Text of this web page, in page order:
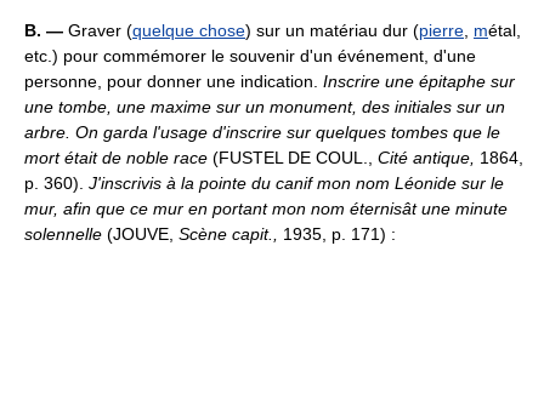
B. — Graver (quelque chose) sur un matériau dur (pierre métal,
etc.) pour commémorer le souvenir d'un événement, d'une
personne, pour donner une indication. Inscrire une épitaphe sur
une tombe, une maxime sur un monument, des initiales sur un
arbre. On garda l'usage d'inscrire sur quelques tombes que le
mort était de noble race (FUSTEL DE COUL., Cité antique, 1864,
p. 360). J'inscrivis à la pointe du canif mon nom Léonide sur le
mur, afin que ce mur en portant mon nom éternisât une minute
solennelle (JOUVE, Scène capit., 1935, p. 171) :